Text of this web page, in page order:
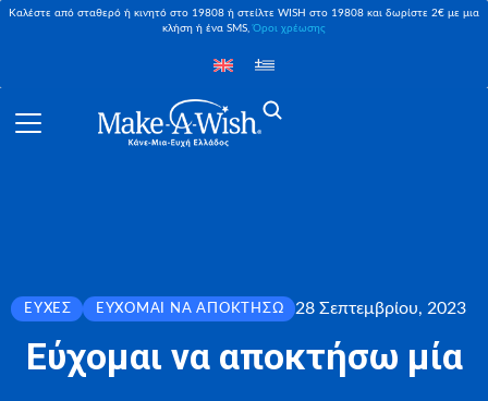
Καλέστε από σταθερό ή κινητό στο 19808 ή στείλτε WISH στο 19808 και δωρίστε 2€ με μια
κλήση ή ένα SMS,Όροι χρέωσης
ΕΥΧΈΣ ΕΎΧΟΜΑΙ ΝΑ ΑΠΟΚΤΉΣΩ 28 Σεπτεμβρίου, 2023
Εύχομαι να αποκτήσω μία